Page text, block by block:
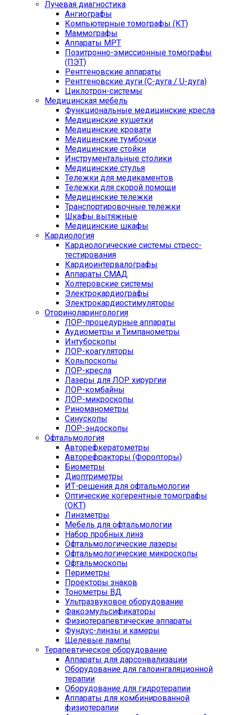
Лучевая диагностика
Ангиографы
Компьютерные томографы (КТ)
Маммографы
Аппараты МРТ
Позитронно-эмиссионные томографы
(ПЭТ)
Рентгеновские аппараты
Рентгеновские дуги (С-дуга / U-дуга)
Циклотрон-системы
Медицинская мебель
Функциональные медицинские кресла
Медицинские кушетки
Медицинские кровати
Медицинские тумбочки
Медицинские стойки
Инструментальные столики
Медицинские стулья
Тележки для медикаментов
Тележки для скорой помощи
Медицинские тележки
Транспортировочные тележки
Шкафы вытяжные
Медицинские шкафы
Кардиология
Кардиологические системы стресс-
тестирования
Кардиоинтервалографы
Аппараты СМАД
Холтеровские системы
Электрокардиографы
Электрокардиостимуляторы
Оториноларингология
ЛОР-процедурные аппараты
Аудиометры и Тимпанометры
Интубоскопы
ЛОР-коагуляторы
Кольпоскопы
ЛОР-кресла
Лазеры для ЛОР хирургии
ЛОР-комбайны
ЛОР-микроскопы
Риноманометры
Синускопы
ЛОР-эндоскопы
Офтальмология
Авторефкератометры
Авторефракторы (Форопторы)
Биометры
Диоптриметры
ИТ-решения для офтальмологии
Оптические когерентные томографы
(ОКТ)
Линзметры
Мебель для офтальмологии
Набор пробных линз
Офтальмологические лазеры
Офтальмологические микроскопы
Офтальмоскопы
Периметры
Проекторы знаков
Тонометры ВД
Ультразвуковое оборудование
Факоэмульсификаторы
Физиотерапевтические аппараты
Фундус-линзы и камеры
Щелевые лампы
Терапевтическое оборудование
Аппараты для дарсонвализации
Оборудование для галоингаляционной
терапии
Оборудование для гидротерапии
Аппараты для комбинированной
физиотерапии